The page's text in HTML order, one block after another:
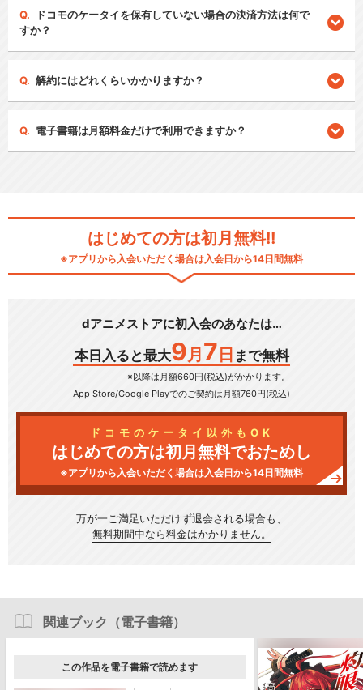
ドコモのケータイを保有していない場合の決済方法は何で
すか？
解約にはどれくらいかかりますか？
電子書籍は月額料金だけで利用できますか？
はじめての方は初月無料!!
※アプリから入会いただく場合は入会日から14日間無料
dアニメストアに初入会のあなたは…
本日入ると最大9 月 7 日 まで無料
※以降は月額660円(税込)がかかります。
App Store/Google Playでのご契約は月額760円(税込)
ドコモのケータイ以外もOK
はじめての方は初月無料でおためし
※アプリから入会いただく場合は入会日から14日間無料
万が一ご満足いただけず退会される場合も、
無料期間中なら料金はかかりません。
関連ブック（電子書籍）
この作品を電子書籍で読めます